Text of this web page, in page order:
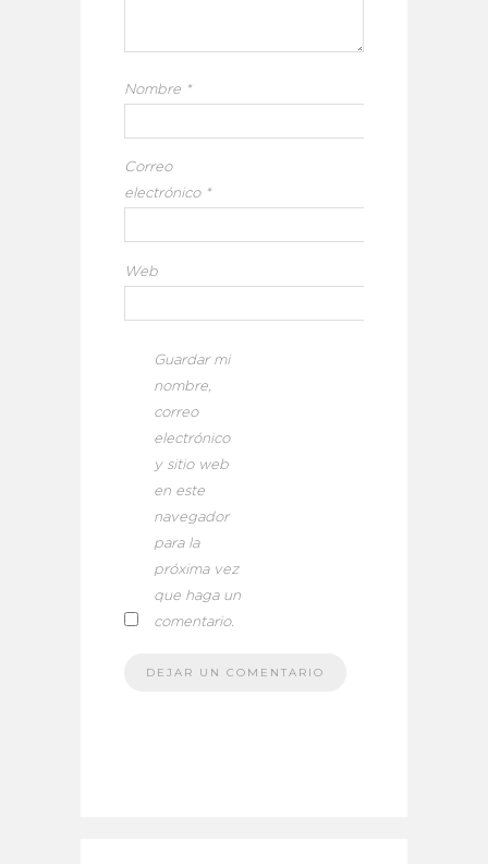
Nombre *
Correo
electrónico *
Web
Guardar mi
nombre,
correo
electrónico
y sitio web
en este
navegador
para la
próxima vez
que haga un
comentario.